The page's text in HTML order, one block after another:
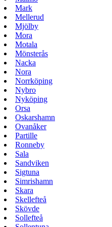
Mark
Mellerud
Mjölby
Mora
Motala
Mönsterås
Nacka
Nora
Norrköping
Nybro
Nyköping
Orsa
Oskarshamn
Ovanåker
Partille
Ronneby
Sala
Sandviken
Sigtuna
Simrishamn
Skara
Skellefteå
Skövde
Sollefteå